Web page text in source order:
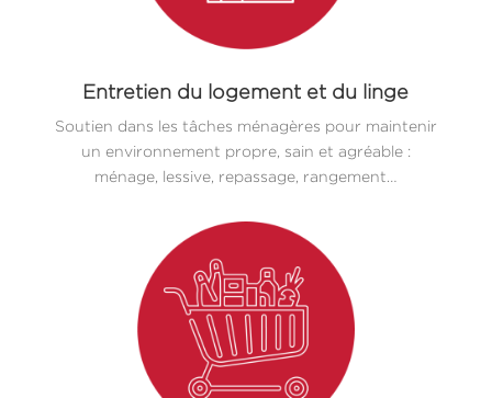
Entretien du logement et du linge
Soutien dans les tâches ménagères pour maintenir
un environnement propre, sain et agréable :
ménage, lessive, repassage, rangement…